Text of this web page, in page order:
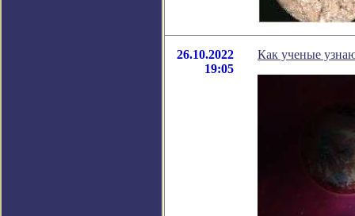
26.10.2022
19:05
Как ученые